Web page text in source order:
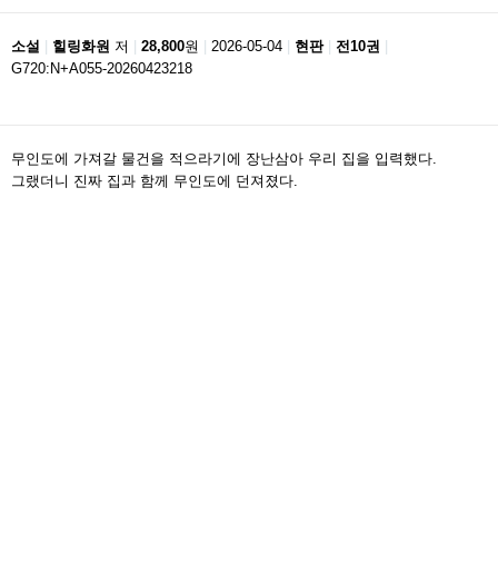
소설 힐링화원 저 28,800원 2026-05-04 현판
전10권
G720:N+A055-20260423218
무인도에 가져갈 물건을 적으라기에 장난삼아 우리 집을 입력했다.
그랬더니 진짜 집과 함께 무인도에 던져졌다.